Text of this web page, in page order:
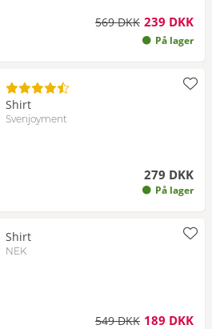
569 DKK 239 DKK
På lager
Shirt
Svenjoyment
279 DKK
På lager
Shirt
NEK
549 DKK 189 DKK